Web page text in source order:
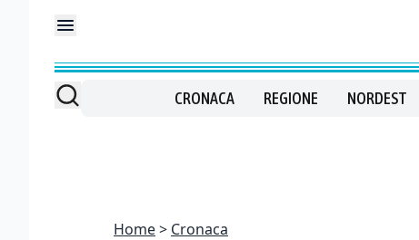
CRONACA REGIONE NORDEST
Home Cronaca